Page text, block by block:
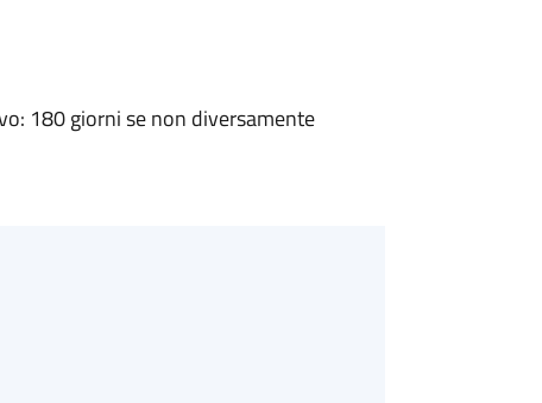
180 giorni se non diversamente